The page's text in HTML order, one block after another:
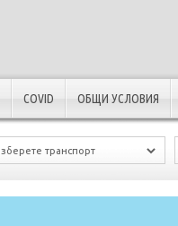
COVID ОБЩИ УСЛОВИЯ